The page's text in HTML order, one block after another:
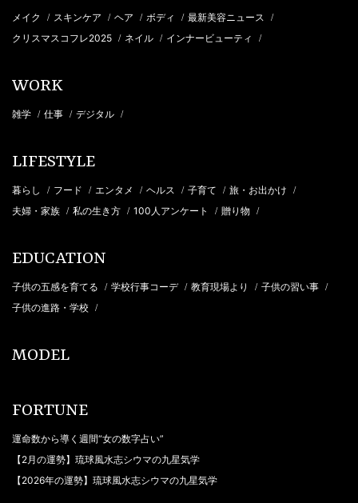
メイク / スキンケア / ヘア / ボディ / 最新美容ニュース /
クリスマスコフレ2025 / ネイル / インナービューティ /
WORK
雑学 / 仕事 / デジタル /
LIFESTYLE
暮らし / フード / エンタメ / ヘルス / 子育て / 旅・お出かけ /
夫婦・家族 / 私の生き方 / 100人アンケート / 贈り物 /
EDUCATION
子供の五感を育てる / 学校行事コーデ / 教育現場より / 子供の習い事 /
子供の進路・学校 /
MODEL
FORTUNE
運命数から導く週間“女の数字占い”
【2月の運勢】琉球風水志シウマの九星気学
【2026年の運勢】琉球風水志シウマの九星気学